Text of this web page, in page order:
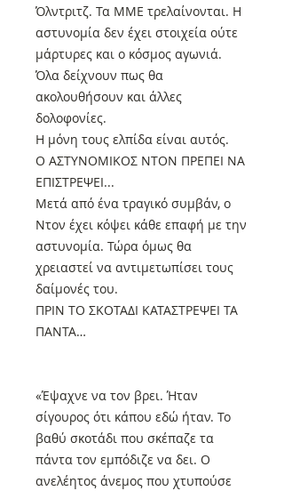
Όλντριτζ. Τα ΜΜΕ τρελαίνονται. Η
αστυνομία δεν έχει στοιχεία ούτε
μάρτυρες και ο κόσμος αγωνιά.
Όλα δείχνουν πως θα
ακολουθήσουν και άλλες
δολοφονίες.
Η μόνη τους ελπίδα είναι αυτός.
Ο ΑΣΤΥΝΟΜΙΚΟΣ ΝΤΟΝ ΠΡΕΠΕΙ ΝΑ
ΕΠΙΣΤΡΕΨΕΙ...
Μετά από ένα τραγικό συμβάν, ο
Ντον έχει κόψει κάθε επαφή με την
αστυνομία. Τώρα όμως θα
χρειαστεί να αντιμετωπίσει τους
δαίμονές του.
ΠΡΙΝ ΤΟ ΣΚΟΤΑΔΙ ΚΑΤΑΣΤΡΕΨΕΙ ΤΑ
ΠΑΝΤΑ…
«Έψαχνε να τον βρει. Ήταν
σίγουρος ότι κάπου εδώ ήταν. Το
βαθύ σκοτάδι που σκέπαζε τα
πάντα τον εμπόδιζε να δει. Ο
ανελέητος άνεμος που χτυπούσε